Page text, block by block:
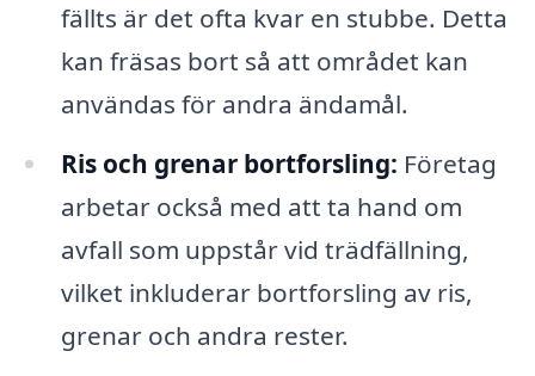
fällts är det ofta kvar en stubbe. Detta
kan fräsas bort så att området kan
användas för andra ändamål.
Ris och grenar bortforsling: Företag
arbetar också med att ta hand om
avfall som uppstår vid trädfällning,
vilket inkluderar bortforsling av ris,
grenar och andra rester.